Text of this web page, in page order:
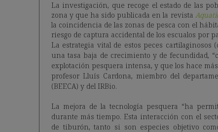
La investigación, que recoge el estado de las
zona y que ha sido publicada en la revista
la coincidencia de las zonas de pesca con el
riesgo de captura accidental de los escualos por
La estrategia vital de estos peces cartilaginosos
una tasa baja de crecimiento y de fecundidad,
explotación pesquera intensa, y que los hace
profesor Lluís Cardona, miembro del
(BEECA) y del IRBio.
La mejora de la tecnología pesquera “ha
durante más tiempo. Esta interacción con el
de tiburón, tanto si son especies objetivo